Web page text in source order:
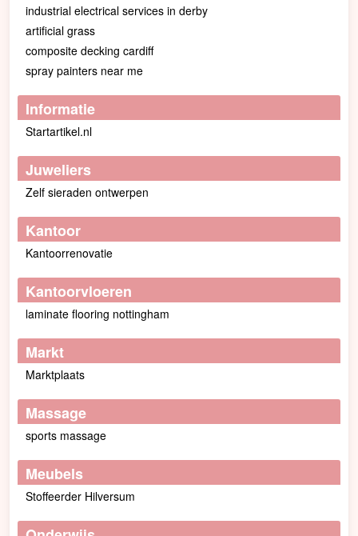
industrial electrical services in derby
artificial grass
composite decking cardiff
spray painters near me
Informatie
Startartikel.nl
Juweliers
Zelf sieraden ontwerpen
Kantoor
Kantoorrenovatie
Kantoorvloeren
laminate flooring nottingham
Markt
Marktplaats
Massage
sports massage
Meubels
Stoffeerder Hilversum